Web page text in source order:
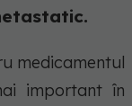
medicamentul
important în